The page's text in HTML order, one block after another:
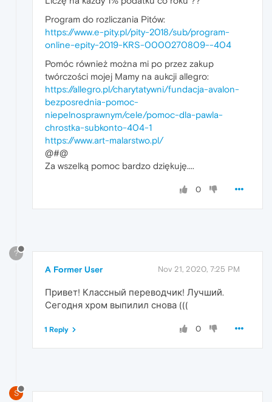
Program do rozliczania Pitów:
https://www.e-pity.pl/pity-2018/sub/program-
online-epity-2019-KRS-0000270809--404
Pomóc również można mi po przez zakup
twórczości mojej Mamy na aukcji allegro:
https://allegro.pl/charytatywni/fundacja-avalon-
bezposrednia-pomoc-
niepelnosprawnym/cele/pomoc-dla-pawla-
chrostka-subkonto-404-1
https://www.art-malarstwo.pl/
@#@
Za wszelką pomoc bardzo dziękuję....
0
?
A Former User Nov 21, 2020, 7:25 PM
Привет! Классный переводчик! Лучший.
Сегодня хром выпилил снова (((
0
1 Reply
S